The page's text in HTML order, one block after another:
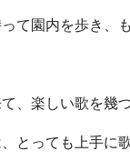
て園内を歩き、
、楽しい歌を幾
とっても上手に